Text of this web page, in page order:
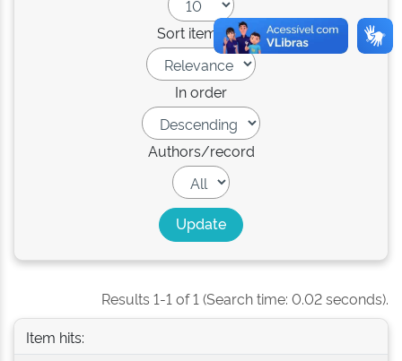
Sort items by
In order
Authors/record
Results 1-1 of 1 (Search time: 0.02 seconds).
Item hits: